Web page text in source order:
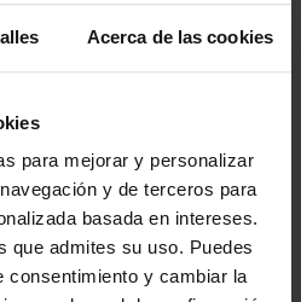
Acerca de las cookies
para mejorar y personalizar
y de terceros para
basada en intereses.
que admites su uso. Puedes
consentimiento y cambiar la
y ofrecen un soporte
en la parte trasera, el
del
en el Alfa Romeo